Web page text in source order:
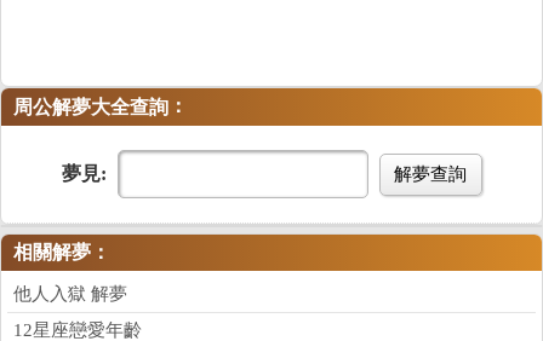
周公解夢大全查詢 ：
夢見: 解夢查詢
相關解夢：
他人入獄 解夢
12星座戀愛年齡